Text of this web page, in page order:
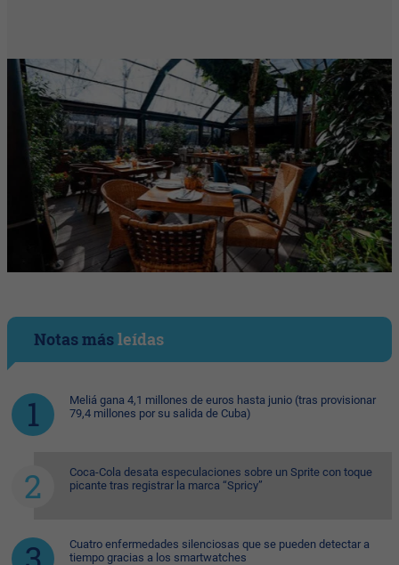
Notas másleídas
Meliá gana 4,1 millones de euros hasta junio (tras provisionar
79,4 millones por su salida de Cuba)
Coca-Cola desata especulaciones sobre un Sprite con toque
picante tras registrar la marca “Spricy”
Cuatro enfermedades silenciosas que se pueden detectar a
tiempo gracias a los smartwatches